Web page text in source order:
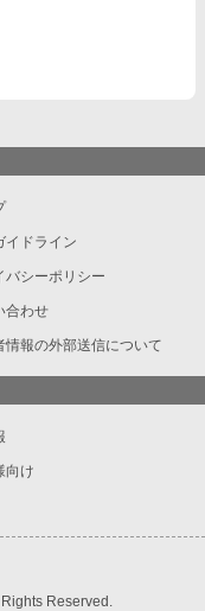
イドライン
バシーポリシー
合わせ
情報の外部送信について
向け
Reserved.